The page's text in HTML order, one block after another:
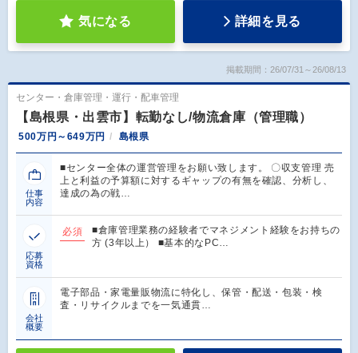
気になる 詳細を見る
掲載期間：26/07/31～26/08/13
センター・倉庫管理・運行・配車管理
【島根県・出雲市】転勤なし/物流倉庫（管理職）
500万円～649万円 島根県
仕事
内容
■センター全体の運営管理をお願い致します。 〇収支管理 売
上と利益の予算額に対するギャップの有無を確認、分析し、
達成の為の戦…
応募
資格
必須
■倉庫管理業務の経験者でマネジメント経験をお持ちの
方 (3年以上） ■基本的なPC…
会社
概要
電子部品・家電量販物流に特化し、保管・配送・包装・検
査・リサイクルまでを一気通貫…